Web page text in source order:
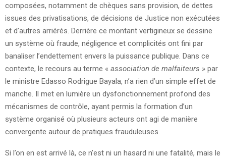
composées, notamment de chèques sans provision, de dettes
issues des privatisations, de décisions de Justice non exécutées
et d’autres arriérés. Derrière ce montant vertigineux se dessine
un système où fraude, négligence et complicités ont fini par
banaliser l’endettement envers la puissance publique. Dans ce
contexte, le recours au terme « association de malfaiteurs » par
le ministre Edasso Rodrigue Bayala, n’a rien d’un simple effet de
manche. Il met en lumière un dysfonctionnement profond des
mécanismes de contrôle, ayant permis la formation d’un
système organisé où plusieurs acteurs ont agi de manière
convergente autour de pratiques frauduleuses.
Si l’on en est arrivé là, ce n’est ni un hasard ni une fatalité, mais le